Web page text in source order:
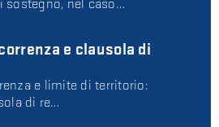
sostegno, nel caso…
e clausola di
e limite di territorio:
di re…